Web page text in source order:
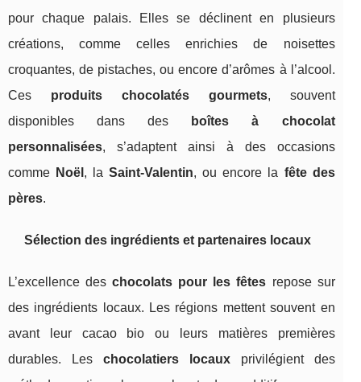
pour chaque palais. Elles se déclinent en plusieurs
créations, comme celles enrichies de noisettes
croquantes, de pistaches, ou encore d’arômes à l’alcool.
Ces produits chocolatés gourmets, souvent
disponibles dans des
boîtes à chocolat
personnalisées, s’adaptent ainsi à des occasions
comme Noël , laSaint-Valentin, ou encore la fête des
pères.
Sélection des ingrédients et partenaires locaux
L’excellence deschocolats pour les fêtes repose sur
des ingrédients locaux. Les régions mettent souvent en
avant leur cacao bio ou leurs matières premières
durables. Les chocolatiers locauxprivilégient des